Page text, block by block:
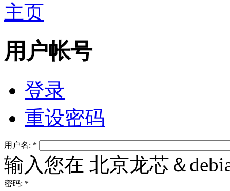
主页
用户帐号
登录
重设密码
用户名: *
输入您在 北京龙芯＆
密码: *